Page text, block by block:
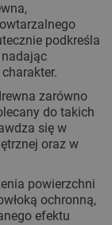
podkreśla
zarówno
do takich
się w
oraz w
powierzchni
ochronną,
efektu